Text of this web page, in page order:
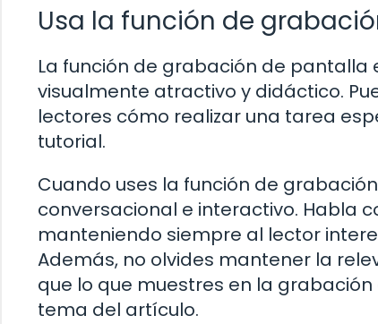
Usa la función de
La función de grabación de
visualmente atractivo y didáctico.
lectores cómo realizar una tarea
tutorial.
Cuando uses la función de
conversacional e interactivo. Habla
manteniendo siempre al lector
Además, no olvides mantener la
que lo que muestres en la
tema del artículo.